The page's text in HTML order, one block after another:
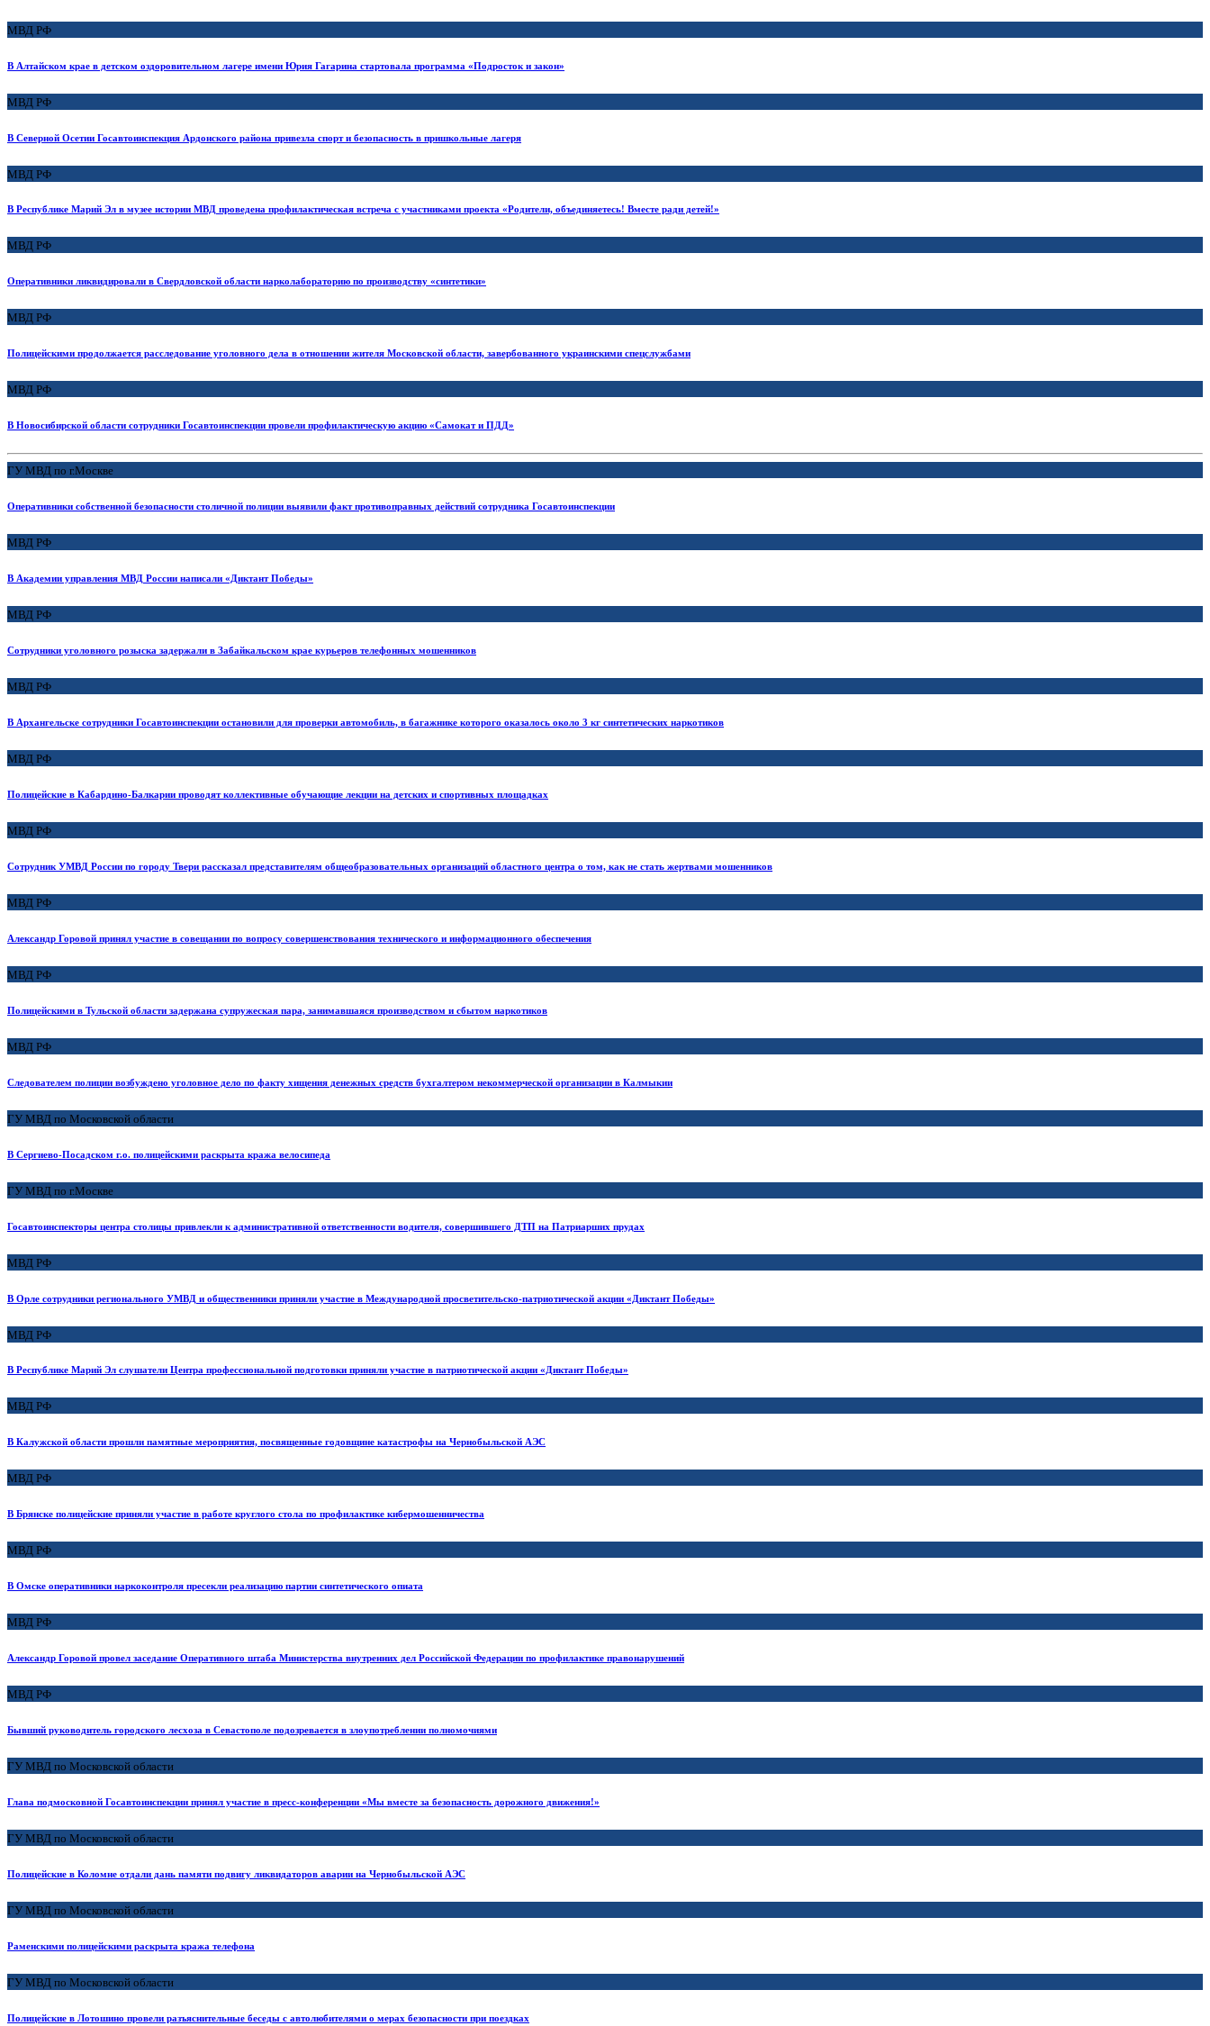
МВД РФ
В Алтайском крае в детском оздоровительном лагере имени Юрия Гагарина стартовала программа «Подросток и закон»
МВД РФ
В Северной Осетии Госавтоинспекция Ардонского района привезла спорт и безопасность в пришкольные лагеря
МВД РФ
В Республике Марий Эл в музее истории МВД проведена профилактическая встреча с участниками проекта «Родители, объединяетесь! Вместе ради детей!»
МВД РФ
Оперативники ликвидировали в Свердловской области нарколабораторию по производству «синтетики»
МВД РФ
Полицейскими продолжается расследование уголовного дела в отношении жителя Московской области, завербованного украинскими спецслужбами
МВД РФ
В Новосибирской области сотрудники Госавтоинспекции провели профилактическую акцию «Самокат и ПДД»
ГУ МВД по г.Москве
Оперативники собственной безопасности столичной полиции выявили факт противоправных действий сотрудника Госавтоинспекции
МВД РФ
В Академии управления МВД России написали «Диктант Победы»
МВД РФ
Сотрудники уголовного розыска задержали в Забайкальском крае курьеров телефонных мошенников
МВД РФ
В Архангельске сотрудники Госавтоинспекции остановили для проверки автомобиль, в багажнике которого оказалось около 3 кг синтетических наркотиков
МВД РФ
Полицейские в Кабардино-Балкарии проводят коллективные обучающие лекции на детских и спортивных площадках
МВД РФ
Сотрудник УМВД России по городу Твери рассказал представителям общеобразовательных организаций областного центра о том, как не стать жертвами мошенников
МВД РФ
Александр Горовой принял участие в совещании по вопросу совершенствования технического и информационного обеспечения
МВД РФ
Полицейскими в Тульской области задержана супружеская пара, занимавшаяся производством и сбытом наркотиков
МВД РФ
Следователем полиции возбуждено уголовное дело по факту хищения денежных средств бухгалтером некоммерческой организации в Калмыкии
ГУ МВД по Московской области
В Сергиево-Посадском г.о. полицейскими раскрыта кража велосипеда
ГУ МВД по г.Москве
Госавтоинспекторы центра столицы привлекли к административной ответственности водителя, совершившего ДТП на Патриарших прудах
МВД РФ
В Орле сотрудники регионального УМВД и общественники приняли участие в Международной просветительско-патриотической акции «Диктант Победы»
МВД РФ
В Республике Марий Эл слушатели Центра профессиональной подготовки приняли участие в патриотической акции «Диктант Победы»
МВД РФ
В Калужской области прошли памятные мероприятия, посвященные годовщине катастрофы на Чернобыльской АЭС
МВД РФ
В Брянске полицейские приняли участие в работе круглого стола по профилактике кибермошенничества
МВД РФ
В Омске оперативники наркоконтроля пресекли реализацию партии синтетического опиата
МВД РФ
Александр Горовой провел заседание Оперативного штаба Министерства внутренних дел Российской Федерации по профилактике правонарушений
МВД РФ
Бывший руководитель городского лесхоза в Севастополе подозревается в злоупотреблении полномочиями
ГУ МВД по Московской области
Глава подмосковной Госавтоинспекции принял участие в пресс-конференции «Мы вместе за безопасность дорожного движения!»
ГУ МВД по Московской области
Полицейские в Коломне отдали дань памяти подвигу ликвидаторов аварии на Чернобыльской АЭС
ГУ МВД по Московской области
Раменскими полицейскими раскрыта кража телефона
ГУ МВД по Московской области
Полицейские в Лотошино провели разъяснительные беседы с автолюбителями о мерах безопасности при поездках